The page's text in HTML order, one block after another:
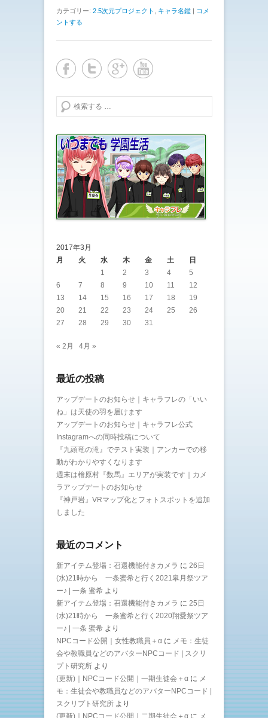
カテゴリー: 2.5次元プロジェクト キャラ名鑑 | コメ
ントする
検索する
2017年3月
月
火 水 木 金 土
日
1
2 3 4
5
6
7 8 9 10 11
12
13
14 15 16 17 18
19
20
21 22 23 24 25
26
27
28 29 30 31
« 2月 4月 »
最近の投稿
アップデートのお知らせ｜キャラフレの「いい
ね」は天使の羽を届けます
アップデートのお知らせ｜キャラフレ公式
Instagramへの同時投稿について
『九頭竜の滝』でテスト実装｜アンカーでの移
動がわかりやすくなります
週末は檜原村『数馬』エリアが実装です｜カメ
ラアップデートのお知らせ
『神戸岩』VRマップ化とフォトスポットを追加
しました
最近のコメント
新アイテム登場：召還機能付きカメラ に 26日
(水)21時から 一条蜜希と行く2021皐月祭ツア
ー♪ | 一条 蜜希 より
新アイテム登場：召還機能付きカメラ に 25日
(水)21時から 一条蜜希と行く2020翔愛祭ツア
ー♪ | 一条 蜜希 より
NPCコード公開｜女性教職員＋α に メモ：生徒
会や教職員などのアバターNPCコード | スクリ
プト研究所 より
(更新)｜NPCコード公開｜一期生徒会＋α に メ
モ：生徒会や教職員などのアバターNPCコード |
スクリプト研究所 より
(更新)｜NPCコード公開｜二期生徒会＋α に メ